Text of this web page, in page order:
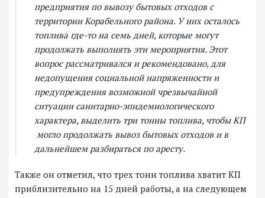
предприятия по вывозу бытовых отходов с
территории Корабельного района. У них осталось
топлива где-то на семь дней, которые могут
продолжать выполнять эти мероприятия. Этот
вопрос рассматривался и рекомендовано, для
недопущения социальной напряженности и
предупреждения возможной чрезвычайной
ситуации санитарно-эпидемиологического
характера, выделить три тонны топлива, чтобы КП
могло продолжать вывоз бытовых отходов и в
дальнейшем разбираться по аресту.
Также он отметил, что трех тонн топлива хватит КП
приблизительно на 15 дней работы, а на следующем